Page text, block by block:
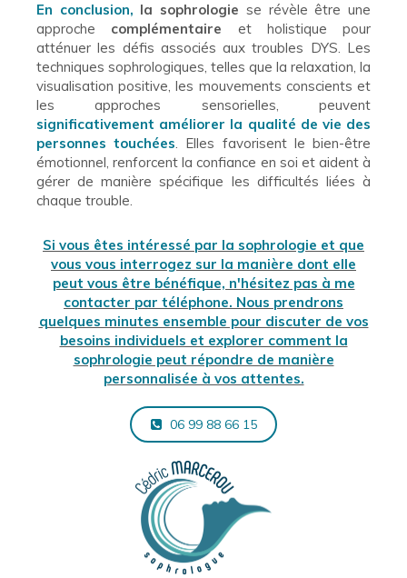
En conclusion, la sophrologie se révèle être une
approche complémentaire et holistique pour
atténuer les défis associés aux troubles DYS. Les
techniques sophrologiques, telles que la relaxation, la
visualisation positive, les mouvements conscients et
les approches sensorielles, peuvent
significativement améliorer la qualité de vie des
personnes touchées. Elles favorisent le bien-être
émotionnel, renforcent la confiance en soi et aident à
gérer de manière spécifique les difficultés liées à
chaque trouble.
Si vous êtes intéressé par la sophrologie et que
vous vous interrogez sur la manière dont elle
peut vous être bénéfique, n'hésitez pas à me
contacter par téléphone. Nous prendrons
quelques minutes ensemble pour discuter de vos
besoins individuels et explorer comment la
sophrologie peut répondre de manière
personnalisée à vos attentes.
06 99 88 66 15